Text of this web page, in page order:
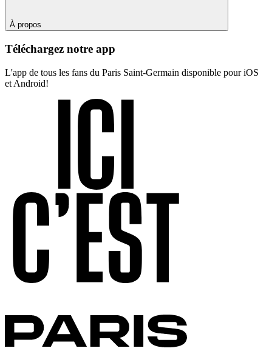
À propos
Téléchargez notre app
L'app de tous les fans du Paris Saint-Germain disponible pour iOS
et Android!